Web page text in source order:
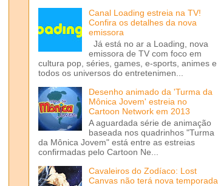
Canal Loading estreia na TV!
Confira os detalhes da nova
emissora
Já está no ar a Loading, nova
emissora de TV com foco em
cultura pop, séries, games, e-sports, animes e
todos os universos do entretenimen...
Desenho animado da 'Turma da
Mônica Jovem' estreia no
Cartoon Network em 2013
A aguardada série de animação
baseada nos quadrinhos "Turma
da Mônica Jovem" está entre as estreias
confirmadas pelo Cartoon Ne...
Cavaleiros do Zodíaco: Lost
Canvas não terá nova temporada